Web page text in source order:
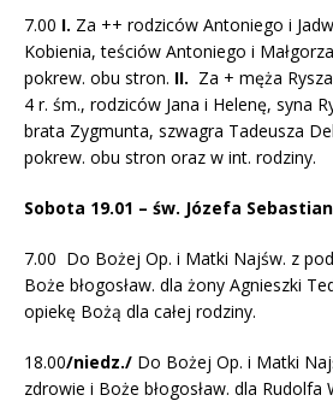
7.00 I. Za ++ rodziców Antoniego i
Kobienia, teściów Antoniego i
pokrew. obu stron. II. Za + męża
4 r. śm., rodziców Jana i Helenę, syna
brata Zygmunta, szwagra Tadeusza
pokrew. obu stron oraz w int. rodziny.
Sobota 19.01 – św. Józefa
7.00 Do Bożej Op. i Matki Najśw. z
Boże błogosław. dla żony Agnieszki
opiekę Bożą dla całej rodziny.
18.00/niedz./ Do Bożej Op. i Matki
zdrowie i Boże błogosław. dla Rudolfa